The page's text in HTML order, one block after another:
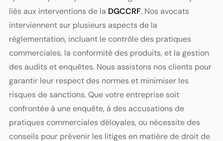
liés aux interventions de la DGCCRF. Nos avocats
interviennent sur plusieurs aspects de la
réglementation, incluant le contrôle des pratiques
commerciales, la conformité des produits, et la gestion
des audits et enquêtes. Nous assistons nos clients pour
garantir leur respect des normes et minimiser les
risques de sanctions. Que votre entreprise soit
confrontée à une enquête, à des accusations de
pratiques commerciales déloyales, ou nécessite des
conseils pour prévenir les litiges en matière de droit de